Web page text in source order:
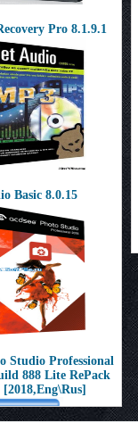
Pro 8.1.9.1
Basic 8.0.15
Studio Professional
888 Lite RePack